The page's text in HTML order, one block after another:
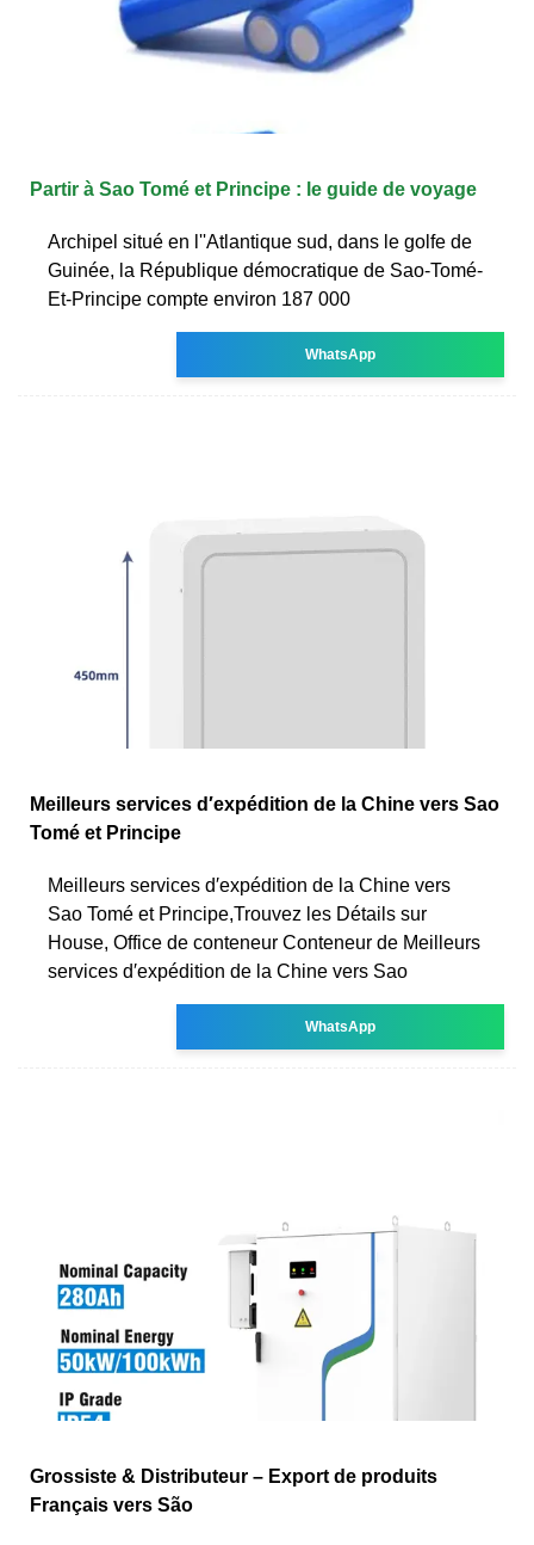
Partir à Sao Tomé et Principe : le guide de voyage
Archipel situé en l''Atlantique sud, dans le golfe de
Guinée, la République démocratique de Sao-Tomé-
Et-Principe compte environ 187 000
WhatsApp
Meilleurs services d′expédition de la Chine vers Sao
Tomé et Principe
Meilleurs services d′expédition de la Chine vers
Sao Tomé et Principe,Trouvez les Détails sur
House, Office de conteneur Conteneur de Meilleurs
services d′expédition de la Chine vers Sao
WhatsApp
Grossiste & Distributeur – Export de produits
Français vers São